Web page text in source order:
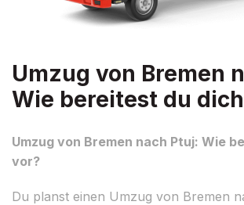
Umzug von Bremen
Wie bereitest du
Umzug von Bremen nach Ptuj: Wie
vor?
Du planst einen Umzug von Bremen